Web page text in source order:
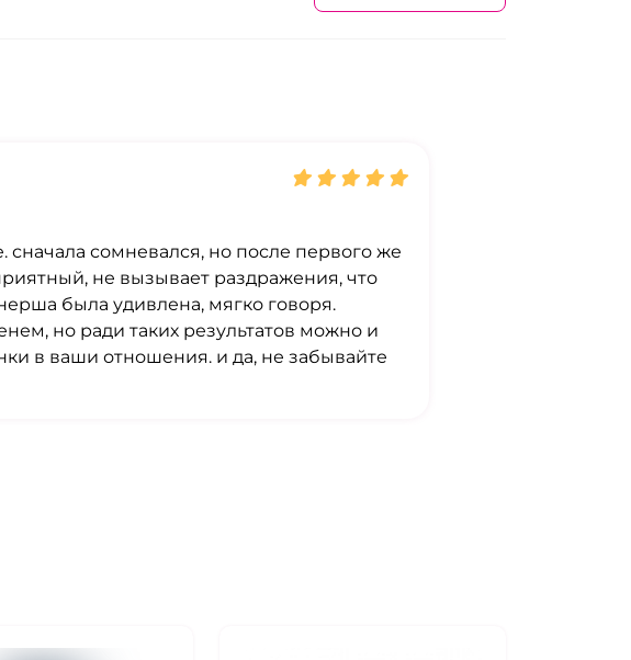
сначала сомневался, но после первого же
не вызывает раздражения, что
была удивлена, мягко говоря.
но ради таких результатов можно и
в ваши отношения. и да, не забывайте